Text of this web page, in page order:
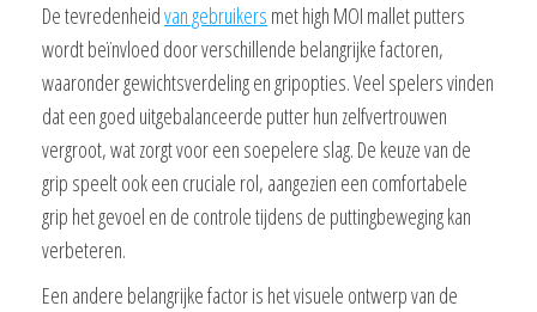
De tevredenheidvan gebruikers met high MOI mallet putters
wordt beïnvloed door verschillende belangrijke factoren,
waaronder gewichtsverdeling en gripopties. Veel spelers vinden
dat een goed uitgebalanceerde putter hun zelfvertrouwen
vergroot, wat zorgt voor een soepelere slag. De keuze van de
grip speelt ook een cruciale rol, aangezien een comfortabele
grip het gevoel en de controle tijdens de puttingbeweging kan
verbeteren.
Een andere belangrijke factor is het visuele ontwerp van de